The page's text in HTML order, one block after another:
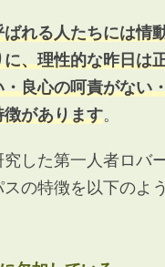
れる人たちには情
、理性的な昨日は
良心の呵責がない
があります。
した第一人者ロバ
の特徴を以下のよ